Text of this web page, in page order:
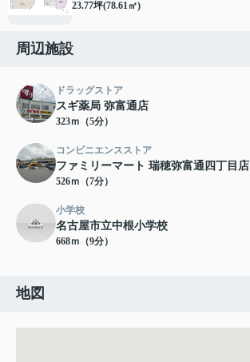
23.77坪(78.61㎡)
周辺施設
ドラッグストア
スギ薬局 弥富通店
323ｍ（5分）
コンビニエンスストア
ファミリーマート 瑞穂弥富通四丁目店
526ｍ（7分）
小学校
名古屋市立中根小学校
668ｍ（9分）
地図